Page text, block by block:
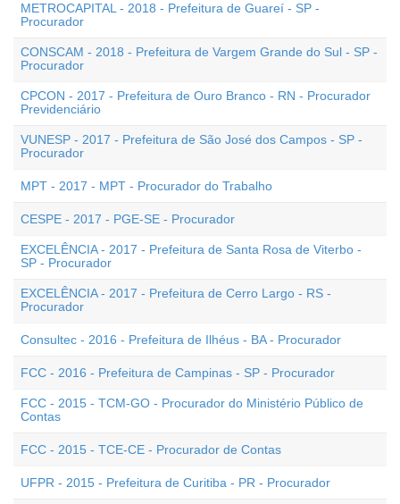
METROCAPITAL - 2018 - Prefeitura de Guareí - SP -
Procurador
CONSCAM - 2018 - Prefeitura de Vargem Grande do Sul - SP -
Procurador
CPCON - 2017 - Prefeitura de Ouro Branco - RN - Procurador
Previdenciário
VUNESP - 2017 - Prefeitura de São José dos Campos - SP -
Procurador
MPT - 2017 - MPT - Procurador do Trabalho
CESPE - 2017 - PGE-SE - Procurador
EXCELÊNCIA - 2017 - Prefeitura de Santa Rosa de Viterbo -
SP - Procurador
EXCELÊNCIA - 2017 - Prefeitura de Cerro Largo - RS -
Procurador
Consultec - 2016 - Prefeitura de Ilhéus - BA - Procurador
FCC - 2016 - Prefeitura de Campinas - SP - Procurador
FCC - 2015 - TCM-GO - Procurador do Ministério Público de
Contas
FCC - 2015 - TCE-CE - Procurador de Contas
UFPR - 2015 - Prefeitura de Curitiba - PR - Procurador